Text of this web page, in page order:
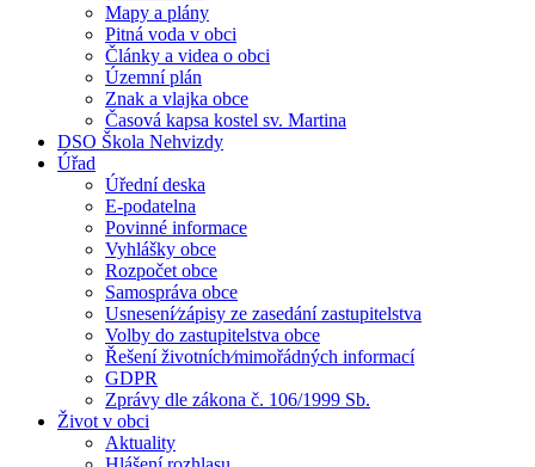
Mapy a plány
Pitná voda v obci
Články a videa o obci
Územní plán
Znak a vlajka obce
Časová kapsa kostel sv. Martina
DSO Škola Nehvizdy
Úřad
Úřední deska
E-podatelna
Povinné informace
Vyhlášky obce
Rozpočet obce
Samospráva obce
Usnesení⁄zápisy ze zasedání zastupitelstva
Volby do zastupitelstva obce
Řešení životních⁄mimořádných informací
GDPR
Zprávy dle zákona č. 106/1999 Sb.
Život v obci
Aktuality